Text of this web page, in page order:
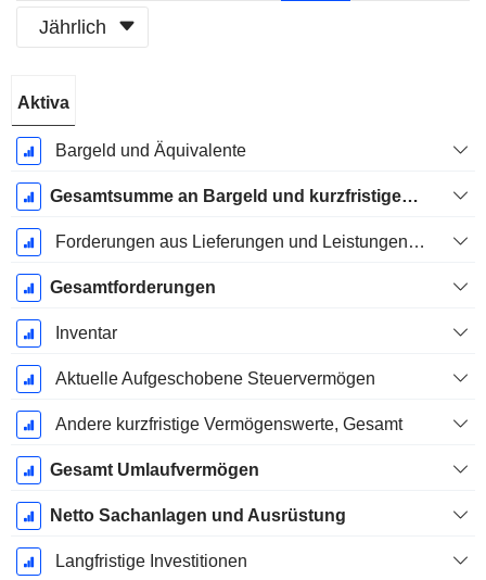
Jährlich
Geschäftsjahres:
Dezember
Aktiva
Bargeld und Äquivalente
Gesamtsumme an Bargeld und kurzfristigen Investitionen
Forderungen aus Lieferungen und Leistungen, Gesamt
Gesamtforderungen
Inventar
Aktuelle Aufgeschobene Steuervermögen
Andere kurzfristige Vermögenswerte, Gesamt
Gesamt Umlaufvermögen
Netto Sachanlagen und Ausrüstung
Langfristige Investitionen